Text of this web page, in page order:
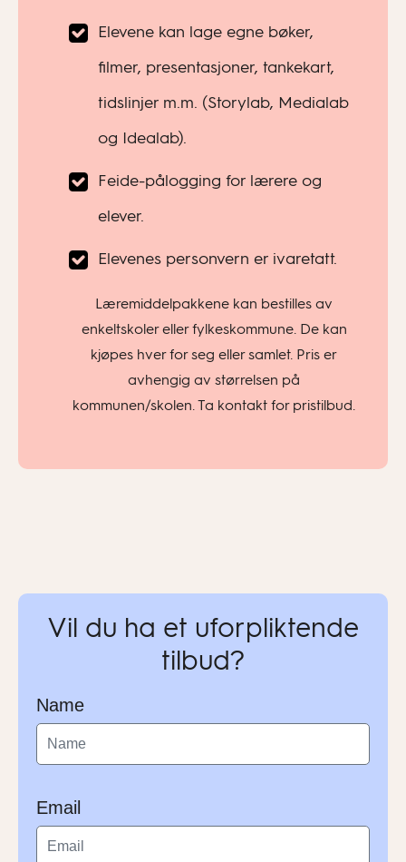
Elevene kan lage egne bøker,
filmer, presentasjoner, tankekart,
tidslinjer m.m. (Storylab, Medialab
og Idealab).
Feide-pålogging for lærere og
elever.
Elevenes personvern er ivaretatt.
Læremiddelpakkene kan bestilles av
enkeltskoler eller fylkeskommune. De kan
kjøpes hver for seg eller samlet. Pris er
avhengig av størrelsen på
kommunen/skolen. Ta kontakt for pristilbud.
Vil du ha et uforpliktende
tilbud?
Name
Email